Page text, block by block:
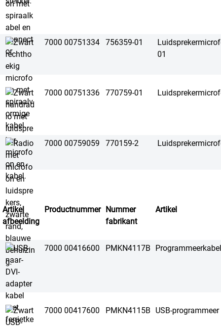
7000 00751334 756359-01
01
7000 00751336 770759-01
7000 00759059 770159-2
Artikel
afbeelding
Productnummer Nummer
fabrikant
Artikel
7000 00416600 PMKN4117B Programmeerkabel
7000 00417600 PMKN4115B USB-